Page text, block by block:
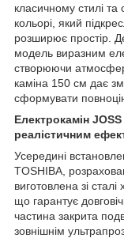
класичному стилі
кольорі, який
розширює простір.
модель виразним
створюючи
каміна 150 см дає
сформувати
Електрокамін
реалістичним
Усередині
TOSHIBA,
виготовлена зі
що гарантує
частина закрита
зовнішнім